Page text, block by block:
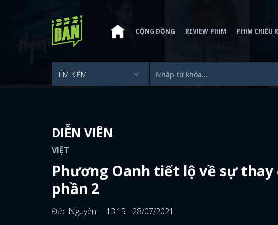
CỘNG ĐỒNG REVIEW PHIM PHIM CHIẾU
DIỄN VIÊN
VIỆT
Phương Oanh tiết lộ về sự
phần 2
Đức Nguyên
13:15 - 28/07/2021